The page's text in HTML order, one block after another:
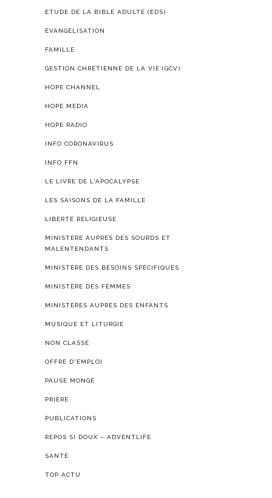
ETUDE DE LA BIBLE ADULTE (EDS)
ÉVANGÉLISATION
FAMILLE
GESTION CHRÉTIENNE DE LA VIE (GCV)
HOPE CHANNEL
HOPE MEDIA
HOPE RADIO
INFO CORONAVIRUS
INFO FFN
LE LIVRE DE L'APOCALYPSE
LES SAISONS DE LA FAMILLE
LIBERTÉ RELIGIEUSE
MINISTÈRE AUPRÈS DES SOURDS ET
MALENTENDANTS
MINISTÈRE DES BESOINS SPÉCIFIQUES
MINISTÈRE DES FEMMES
MINISTÈRES AUPRÈS DES ENFANTS
MUSIQUE ET LITURGIE
NON CLASSÉ
OFFRE D'EMPLOI
PAUSE MONGE
PRIÈRE
PUBLICATIONS
REPOS SI DOUX – ADVENTLIFE
SANTÉ
TOP ACTU